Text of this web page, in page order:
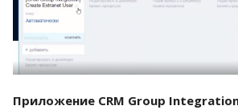
Приложение CRM Group